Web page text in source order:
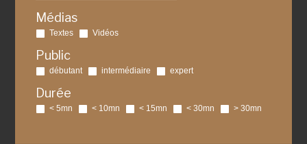
Médias
Textes Vidéos
Public
débutant intermédiaire expert
Durée
< 5mn < 10mn < 15mn < 30mn > 30mn